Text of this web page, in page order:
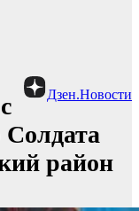
Дзен.Новости
район